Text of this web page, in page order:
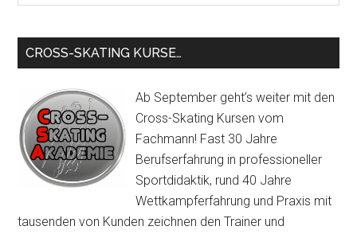
ich
–
Teil
1
CROSS-SKATING KURSE…
Ab September geht’s weiter mit den
Cross-Skating Kursen vom
Fachmann! Fast 30 Jahre
Berufserfahrung in professioneller
Sportdidaktik, rund 40 Jahre
Wettkampferfahrung und Praxis mit
tausenden von Kunden zeichnen den Trainer und